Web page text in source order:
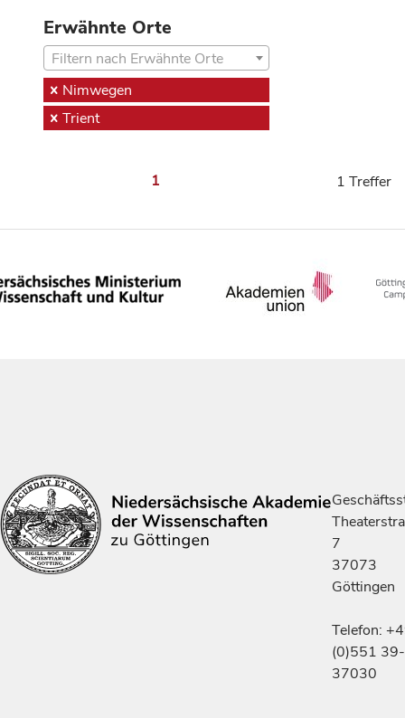
Erwähnte Orte
Filtern nach Erwähnte Orte
Nimwegen
Trient
1 1 Treffer
7
37073
Göttingen
Telefon:
(0)551 39-
37030